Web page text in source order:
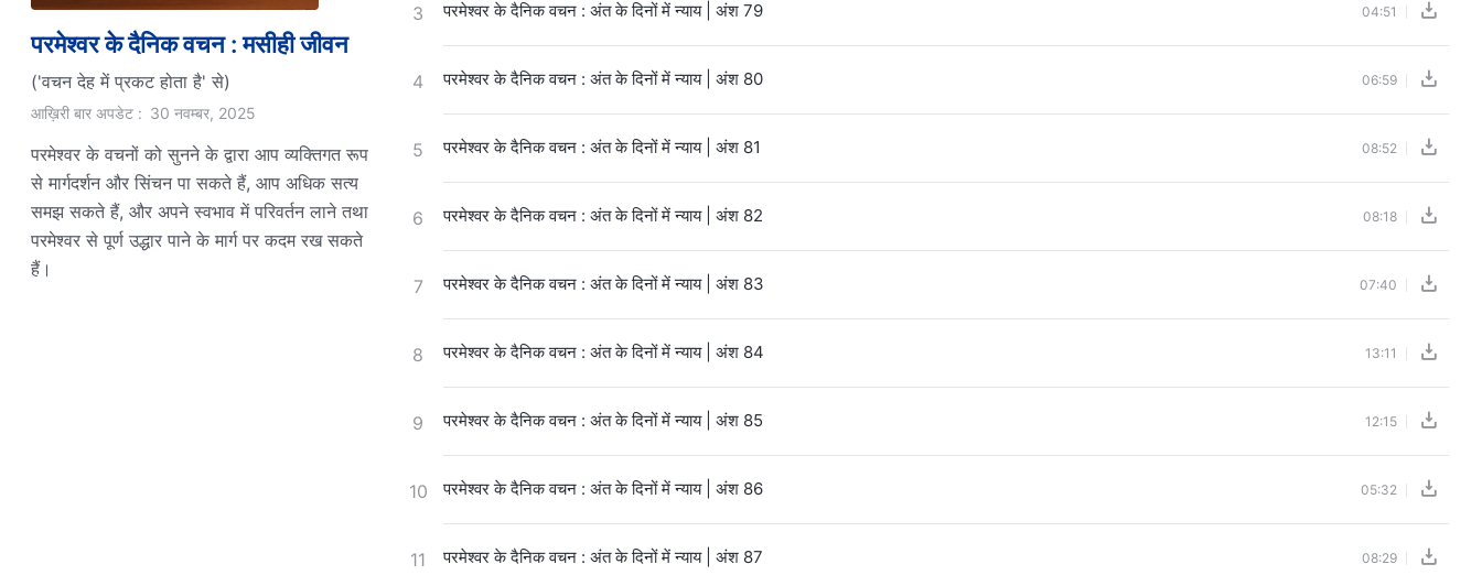
परमेश्वर के दैनिक वचन : मसीही जीवन
('वचन देह में प्रकट होता है' से)
आख़िरी बार अपडेट : 30 नवम्बर, 2025
परमेश्वर के वचनों को सुनने के द्वारा आप व्यक्तिगत रूप
से मार्गदर्शन और सिंचन पा सकते हैं, आप अधिक सत्य
समझ सकते हैं, और अपने स्वभाव में परिवर्तन लाने तथा
परमेश्वर से पूर्ण उद्धार पाने के मार्ग पर कदम रख सकते
हैं।
3 परमेश्वर के दैनिक वचन : अंत के दिनों में न्याय | अंश 79 04:51
4 परमेश्वर के दैनिक वचन : अंत के दिनों में न्याय | अंश 80 06:59
5 परमेश्वर के दैनिक वचन : अंत के दिनों में न्याय | अंश 81 08:52
6 परमेश्वर के दैनिक वचन : अंत के दिनों में न्याय | अंश 82 08:18
7 परमेश्वर के दैनिक वचन : अंत के दिनों में न्याय | अंश 83 07:40
8 परमेश्वर के दैनिक वचन : अंत के दिनों में न्याय | अंश 84 13:11
9 परमेश्वर के दैनिक वचन : अंत के दिनों में न्याय | अंश 85 12:15
10 परमेश्वर के दैनिक वचन : अंत के दिनों में न्याय | अंश 86 05:32
11 परमेश्वर के दैनिक वचन : अंत के दिनों में न्याय | अंश 87 08:29